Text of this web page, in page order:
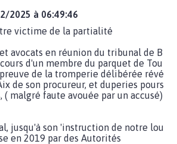
2025 à 06:49:46
victime de la partialité
avocats en réunion du tribunal de B
d'un membre du parquet de Tou
de la tromperie délibérée révé
de son procureur, et duperies pours
( malgré faute avouée par un accusé)
jusqu'à son 'instruction de notre lou
en 2019 par des Autorités